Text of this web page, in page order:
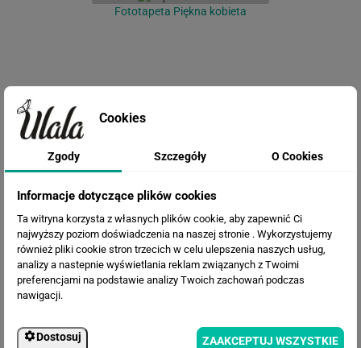
Fototapeta Piękna kobieta
Fototapeta Flamingi
Cookies
Zgody Szczegóły O Cookies
Informacje dotyczące plików cookies
Ta witryna korzysta z własnych plików cookie, aby zapewnić Ci
najwyższy poziom doświadczenia na naszej stronie . Wykorzystujemy
również pliki cookie stron trzecich w celu ulepszenia naszych usług,
analizy a nastepnie wyświetlania reklam związanych z Twoimi
preferencjami na podstawie analizy Twoich zachowań podczas
nawigacji.
Dostosuj ZAAKCEPTUJ WSZYSTKIE